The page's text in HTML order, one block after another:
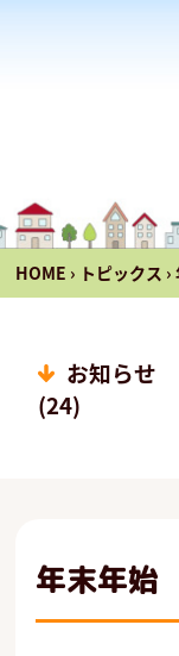
HOME › トピックス ›
お知らせ
(24)
年末年始